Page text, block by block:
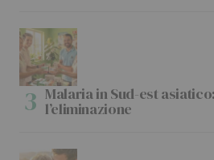
Malaria in Sud-est
l’eliminazione